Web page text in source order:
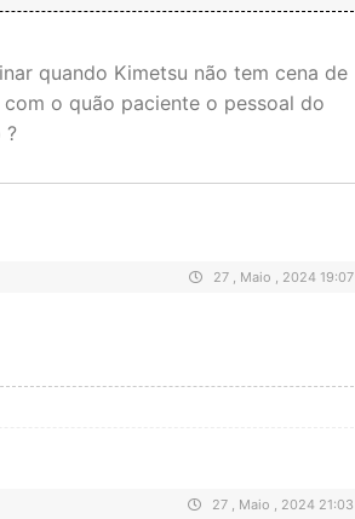
quando Kimetsu não tem cena de
o quão paciente o pessoal do
?
27 , Maio , 2024 19:07
27 , Maio , 2024 21:03